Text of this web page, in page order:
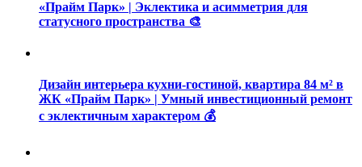
«Прайм Парк» | Эклектика и асимметрия для
статусного пространства 🎨
Дизайн интерьера кухни-гостиной, квартира 84 м² в
ЖК «Прайм Парк» | Умный инвестиционный ремонт
с эклектичным характером 💰